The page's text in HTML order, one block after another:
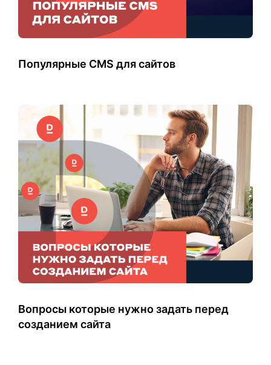
Популярные CMS для сайтов
Вопросы которые нужно задать перед
созданием сайта